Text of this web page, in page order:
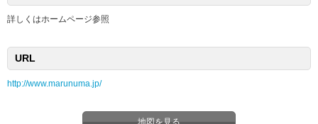
詳しくはホームページ参照
URL
http://www.marunuma.jp/
地図を見る